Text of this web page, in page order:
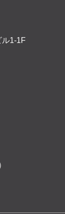
ル1-1F